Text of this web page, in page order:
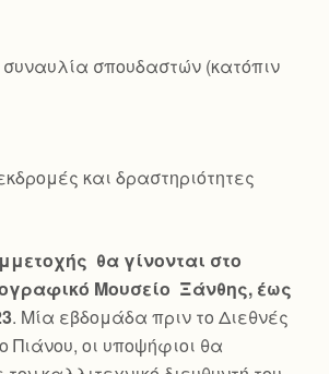
σπουδαστών (κατόπιν
και δραστηριότητες
θα γίνονται στο
Μουσείο Ξάνθης, έως
. Μία εβδομάδα πριν το Διεθνές
Πιάνου, οι υποψήφιοι θα